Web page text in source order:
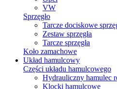
VW
Sprzęgło
Tarcze dociskowe
Zestaw sprzęgła
Tarcze sprzęgła
Koło zamachowe
Układ hamulcowy
Części układu hamulcowego
Hydrauliczny hamulec
Klocki hamulcowe